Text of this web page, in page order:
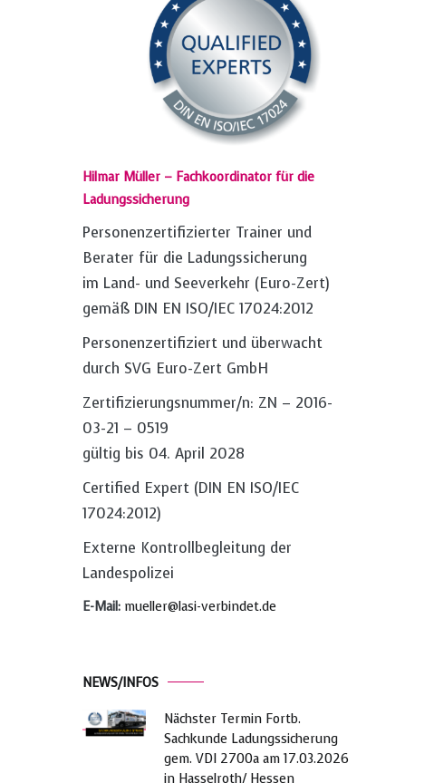
Hilmar Müller – Fachkoordinator für die
Ladungssicherung
Personenzertifizierter Trainer und
Berater für die Ladungssicherung
im Land- und Seeverkehr (Euro-Zert)
gemäß DIN EN ISO/IEC 17024:2012
Personenzertifiziert und überwacht
durch SVG Euro-Zert GmbH
Zertifizierungsnummer/n: ZN – 2016-
03-21 – 0519
gültig bis 04. April 2028
Certified Expert (DIN EN ISO/IEC
17024:2012)
Externe Kontrollbegleitung der
Landespolizei
E-Mail: mueller@lasi-verbindet.de
NEWS/INFOS
Nächster Termin Fortb.
Sachkunde Ladungssicherung
gem. VDI 2700a am 17.03.2026
in Hasselroth/ Hessen